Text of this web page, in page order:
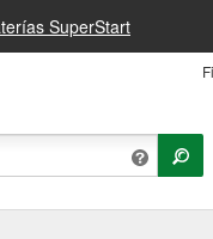
SuperStart